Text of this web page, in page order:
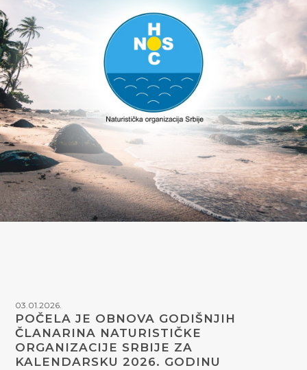
03.01.2026.
POČELA JE OBNOVA GODIŠNJIH
ČLANARINA NATURISTIČKE
ORGANIZACIJE SRBIJE ZA
KALENDARSKU 2026. GODINU